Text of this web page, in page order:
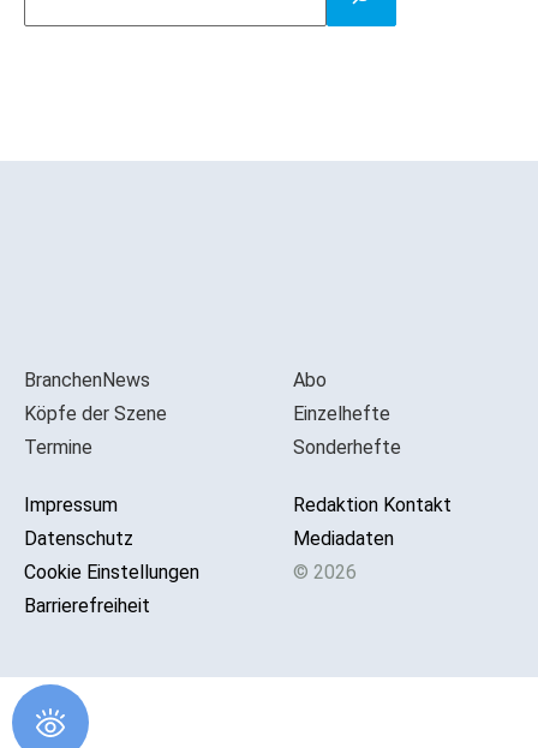
BranchenNews
Köpfe der Szene
Termine
Impressum
Datenschutz
Cookie Einstellungen
Barrierefreiheit
Abo
Einzelhefte
Sonderhefte
Redaktion Kontakt
Mediadaten
© 2026